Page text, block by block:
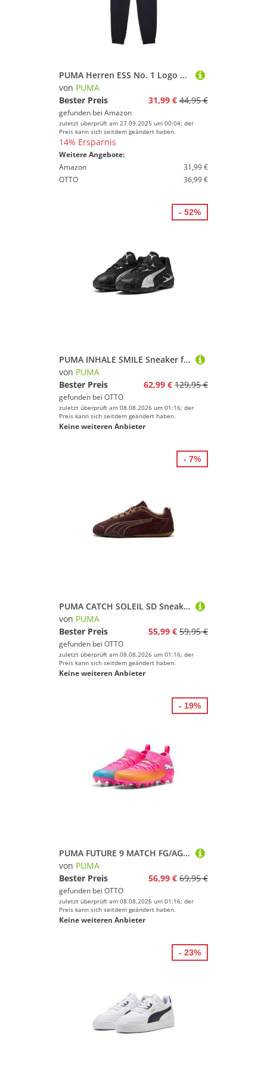
PUMA Herren ESS No. 1 Logo Sweatpants FL cl Gestrickte Hosen, New Navy, S
von PUMA
Bester Preis
31,99 € 44,95 €
gefunden bei Amazon
zuletzt überprüft am 27.09.2025 um 00:04; der
Preis kann sich seitdem geändert haben.
14% Ersparnis
Weitere Angebote:
Amazon
31,99 €
OTTO
36,99 €
PUMA INHALE SMILE Sneaker für vielseitige Aktivitäten, mit Gummilaufsohle, mit Schnürung
von PUMA
Bester Preis
62,99 € 129,95 €
gefunden bei OTTO
zuletzt überprüft am 08.08.2026 um 01:16; der
Preis kann sich seitdem geändert haben.
Keine weiteren Anbieter
- 52%
PUMA CATCH SOLEIL SD Sneaker für Alltag, mit Lederobermaterial, sportlicher Stil, mit Schnürung
von PUMA
Bester Preis
55,99 € 59,95 €
gefunden bei OTTO
zuletzt überprüft am 08.08.2026 um 01:16; der
Preis kann sich seitdem geändert haben.
Keine weiteren Anbieter
- 7%
PUMA FUTURE 9 MATCH FG/AG JR Fußballschuh mit Nockensohle für Rasen- und Kunstrasenplätze
von PUMA
Bester Preis
56,99 € 69,95 €
gefunden bei OTTO
zuletzt überprüft am 08.08.2026 um 01:16; der
Preis kann sich seitdem geändert haben.
Keine weiteren Anbieter
- 19%
- 23%